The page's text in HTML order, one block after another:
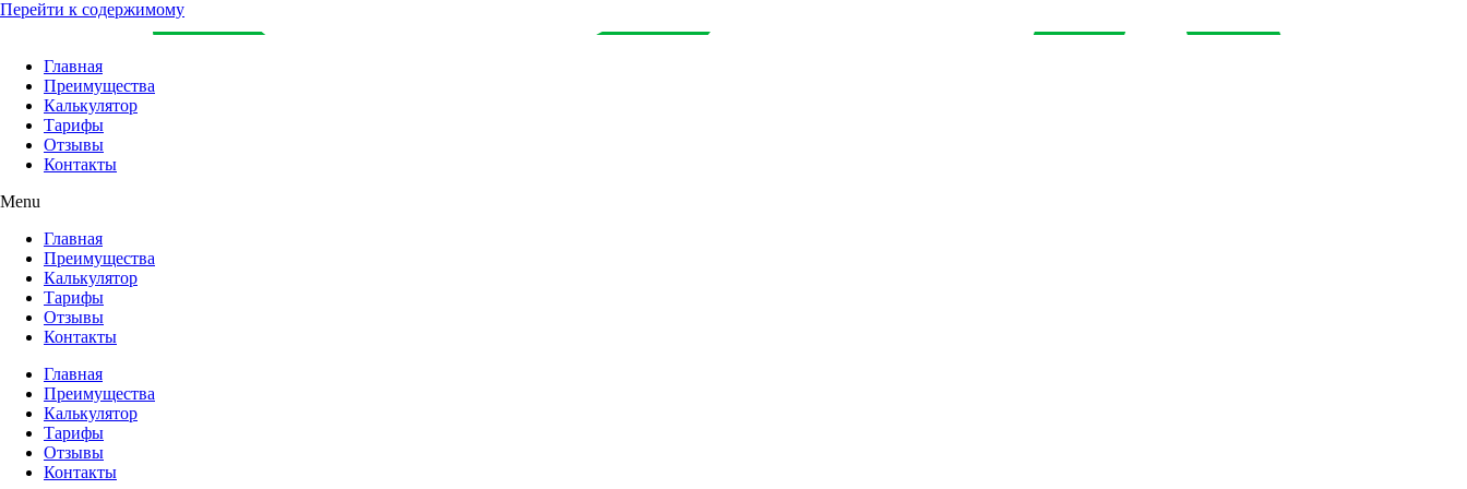
Перейти к содержимому
Главная
Преимущества
Калькулятор
Тарифы
Отзывы
Контакты
Menu
Главная
Преимущества
Калькулятор
Тарифы
Отзывы
Контакты
Главная
Преимущества
Калькулятор
Тарифы
Отзывы
Контакты